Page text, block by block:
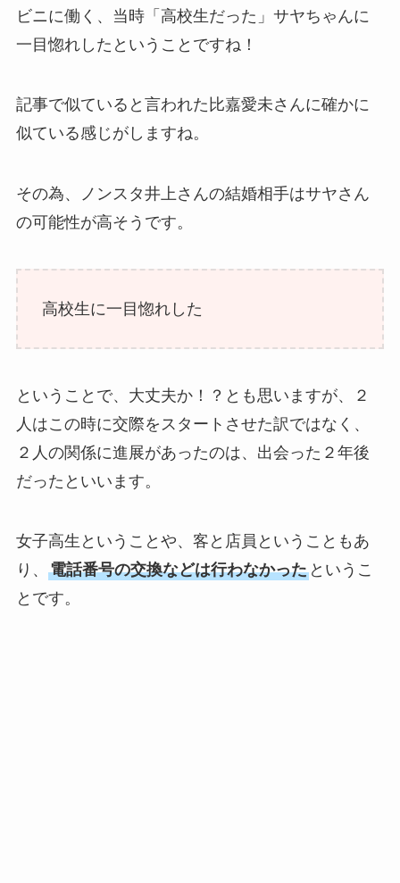
ビニに働く、当時「高校生だった」サヤちゃんに
一目惚れしたということですね！
記事で似ていると言われた比嘉愛未さんに確かに
似ている感じがしますね。
その為、ノンスタ井上さんの結婚相手はサヤさん
の可能性が高そうです。
高校生に一目惚れした
ということで、大丈夫か！？とも思いますが、２
人はこの時に交際をスタートさせた訳ではなく、
２人の関係に進展があったのは、出会った２年後
だったといいます。
女子高生ということや、客と店員ということもあ
り、 電話番号の交換などは行わなかったというこ
とです。